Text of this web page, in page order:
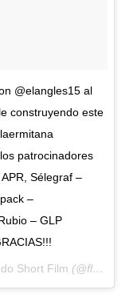
@elangles15 al
construyendo este
patrocinadores
Sélegraf –
–
– GLP
Short Film (@flotandoshort) el